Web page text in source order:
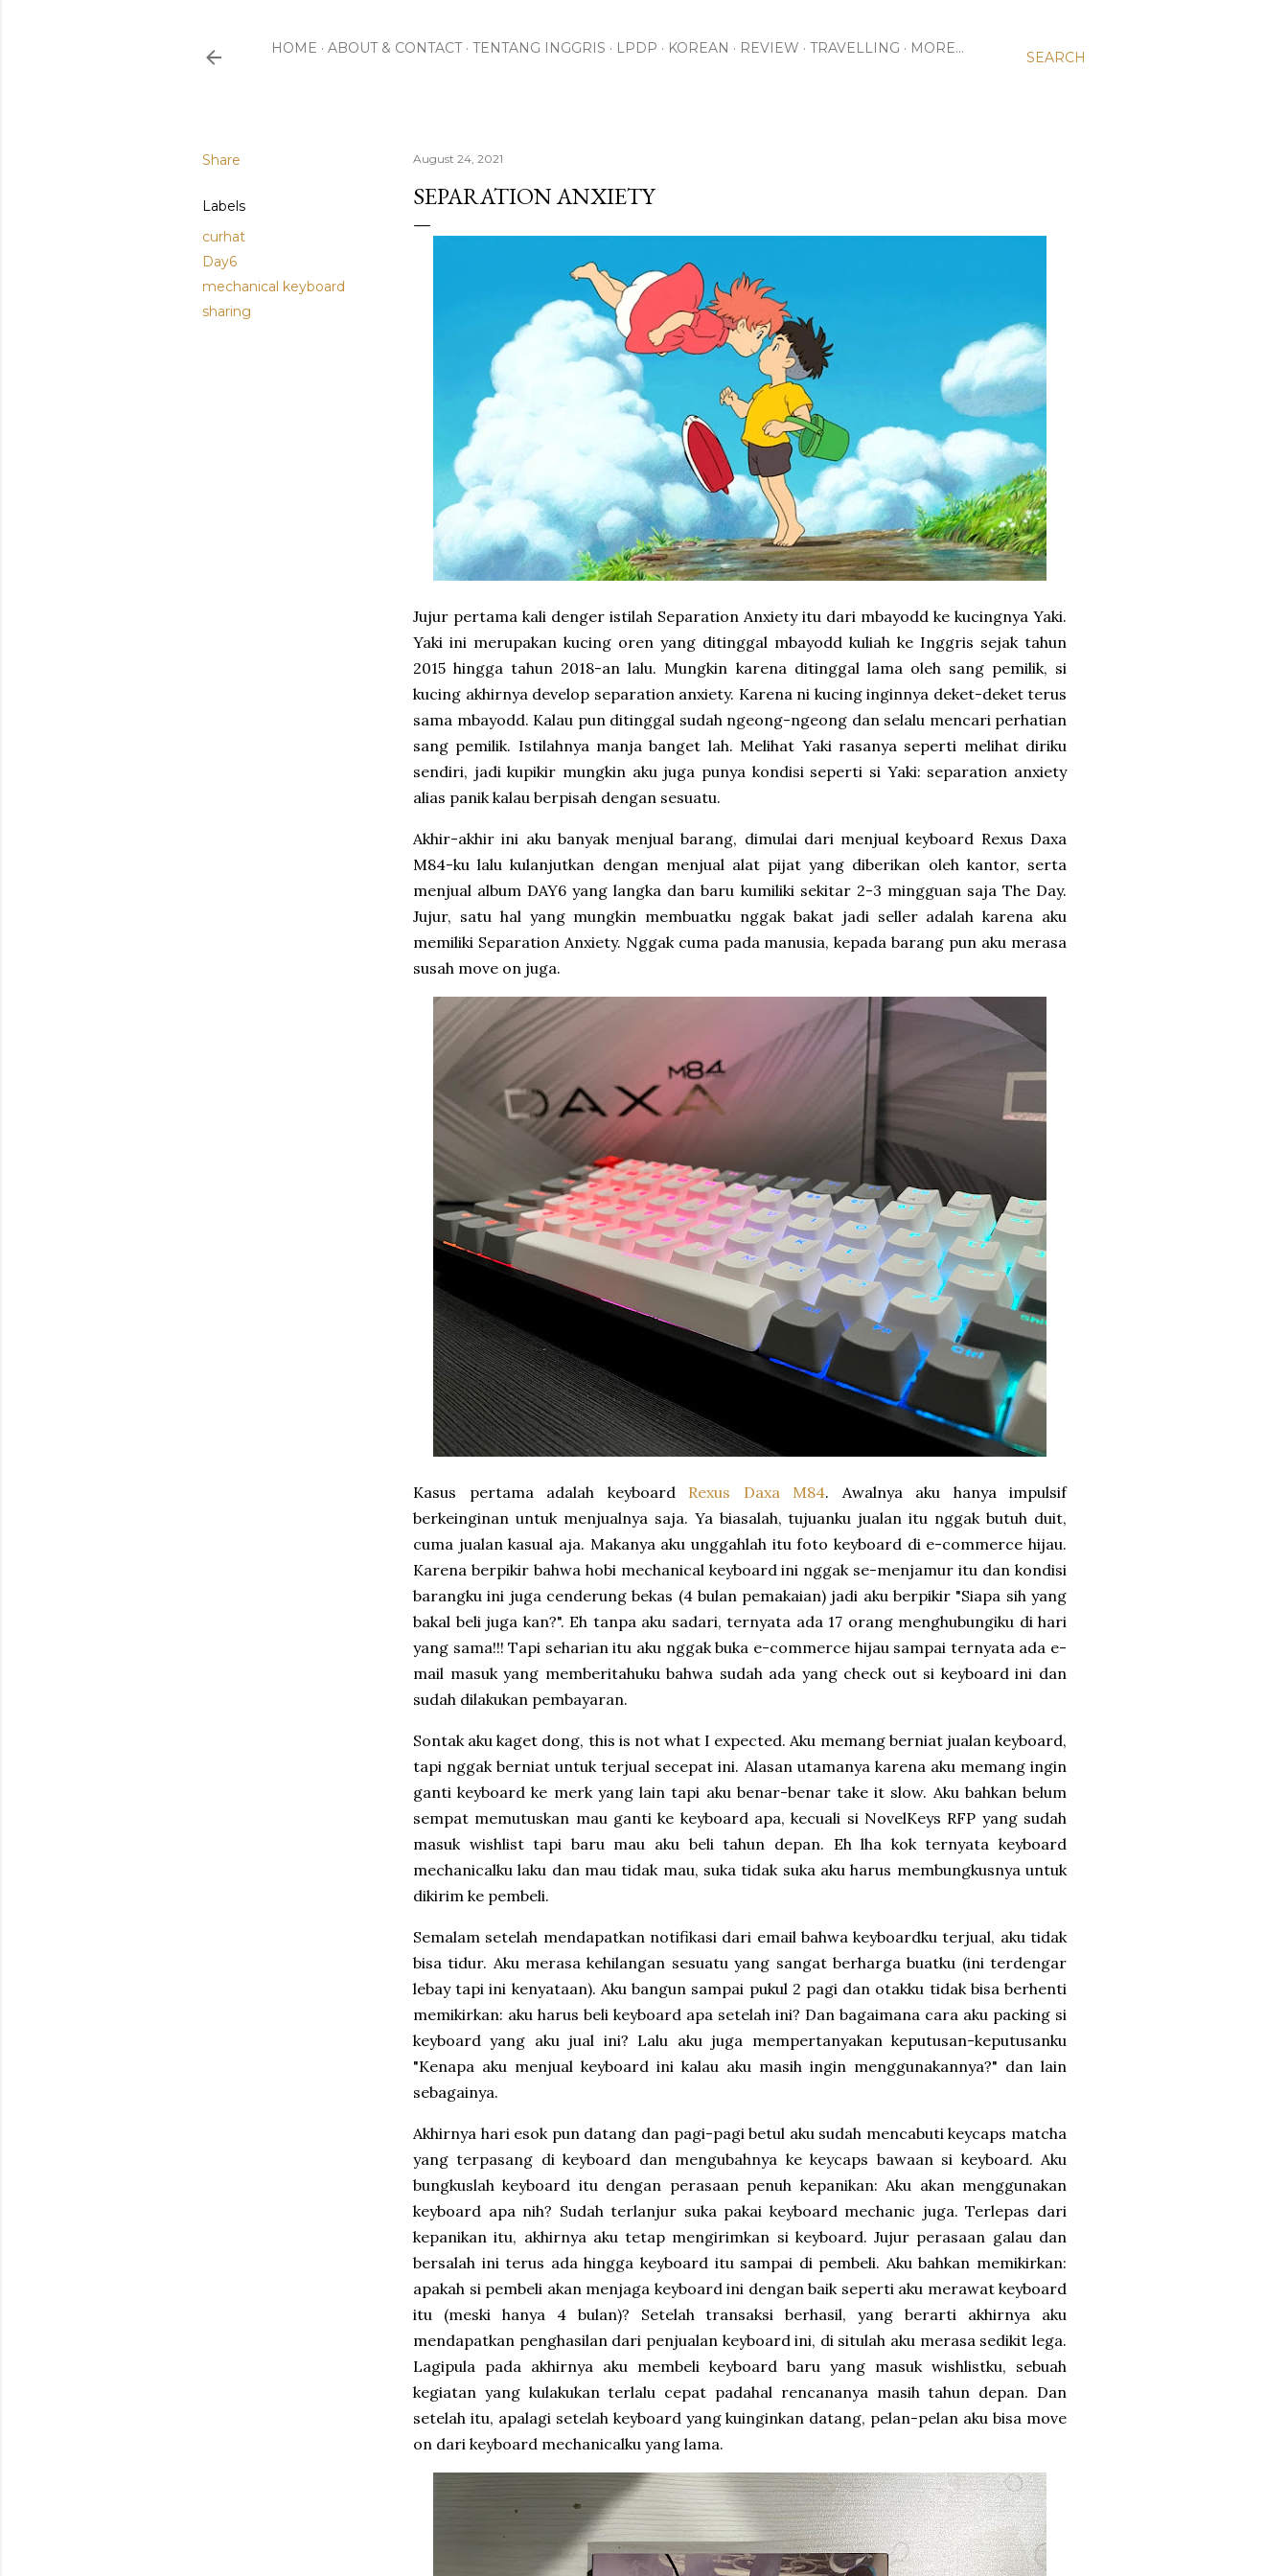
SEARCH
HOME ABOUT & CONTACT TENTANG INGGRIS LPDP KOREAN REVIEW TRAVELLING MORE…
Share
Labels
curhat
Day6
mechanical keyboard
sharing
August 24, 2021
SEPARATION ANXIETY
Jujur pertama kali denger istilah Separation Anxiety itu dari mbayodd ke kucingnya Yaki.
Yaki ini merupakan kucing oren yang ditinggal mbayodd kuliah ke Inggris sejak tahun
2015 hingga tahun 2018-an lalu. Mungkin karena ditinggal lama oleh sang pemilik, si
kucing akhirnya develop separation anxiety. Karena ni kucing inginnya deket-deket terus
sama mbayodd. Kalau pun ditinggal sudah ngeong-ngeong dan selalu mencari perhatian
sang pemilik. Istilahnya manja banget lah. Melihat Yaki rasanya seperti melihat diriku
sendiri, jadi kupikir mungkin aku juga punya kondisi seperti si Yaki: separation anxiety
alias panik kalau berpisah dengan sesuatu.
Akhir-akhir ini aku banyak menjual barang, dimulai dari menjual keyboard Rexus Daxa
M84-ku lalu kulanjutkan dengan menjual alat pijat yang diberikan oleh kantor, serta
menjual album DAY6 yang langka dan baru kumiliki sekitar 2-3 mingguan saja The Day.
Jujur, satu hal yang mungkin membuatku nggak bakat jadi seller adalah karena aku
memiliki Separation Anxiety. Nggak cuma pada manusia, kepada barang pun aku merasa
susah move on juga.
Kasus pertama adalah keyboard Rexus Daxa M84. Awalnya aku hanya impulsif
berkeinginan untuk menjualnya saja. Ya biasalah, tujuanku jualan itu nggak butuh duit,
cuma jualan kasual aja. Makanya aku unggahlah itu foto keyboard di e-commerce hijau.
Karena berpikir bahwa hobi mechanical keyboard ini nggak se-menjamur itu dan kondisi
barangku ini juga cenderung bekas (4 bulan pemakaian) jadi aku berpikir "Siapa sih yang
bakal beli juga kan?". Eh tanpa aku sadari, ternyata ada 17 orang menghubungiku di hari
yang sama!!! Tapi seharian itu aku nggak buka e-commerce hijau sampai ternyata ada e-
mail masuk yang memberitahuku bahwa sudah ada yang check out si keyboard ini dan
sudah dilakukan pembayaran.
Sontak aku kaget dong, this is not what I expected. Aku memang berniat jualan keyboard,
tapi nggak berniat untuk terjual secepat ini. Alasan utamanya karena aku memang ingin
ganti keyboard ke merk yang lain tapi aku benar-benar take it slow. Aku bahkan belum
sempat memutuskan mau ganti ke keyboard apa, kecuali si NovelKeys RFP yang sudah
masuk wishlist tapi baru mau aku beli tahun depan. Eh lha kok ternyata keyboard
mechanicalku laku dan mau tidak mau, suka tidak suka aku harus membungkusnya untuk
dikirim ke pembeli.
Semalam setelah mendapatkan notifikasi dari email bahwa keyboardku terjual, aku tidak
bisa tidur. Aku merasa kehilangan sesuatu yang sangat berharga buatku (ini terdengar
lebay tapi ini kenyataan). Aku bangun sampai pukul 2 pagi dan otakku tidak bisa berhenti
memikirkan: aku harus beli keyboard apa setelah ini? Dan bagaimana cara aku packing si
keyboard yang aku jual ini? Lalu aku juga mempertanyakan keputusan-keputusanku
"Kenapa aku menjual keyboard ini kalau aku masih ingin menggunakannya?" dan lain
sebagainya.
Akhirnya hari esok pun datang dan pagi-pagi betul aku sudah mencabuti keycaps matcha
yang terpasang di keyboard dan mengubahnya ke keycaps bawaan si keyboard. Aku
bungkuslah keyboard itu dengan perasaan penuh kepanikan: Aku akan menggunakan
keyboard apa nih? Sudah terlanjur suka pakai keyboard mechanic juga. Terlepas dari
kepanikan itu, akhirnya aku tetap mengirimkan si keyboard. Jujur perasaan galau dan
bersalah ini terus ada hingga keyboard itu sampai di pembeli. Aku bahkan memikirkan:
apakah si pembeli akan menjaga keyboard ini dengan baik seperti aku merawat keyboard
itu (meski hanya 4 bulan)? Setelah transaksi berhasil, yang berarti akhirnya aku
mendapatkan penghasilan dari penjualan keyboard ini, di situlah aku merasa sedikit lega.
Lagipula pada akhirnya aku membeli keyboard baru yang masuk wishlistku, sebuah
kegiatan yang kulakukan terlalu cepat padahal rencananya masih tahun depan. Dan
setelah itu, apalagi setelah keyboard yang kuinginkan datang, pelan-pelan aku bisa move
on dari keyboard mechanicalku yang lama.